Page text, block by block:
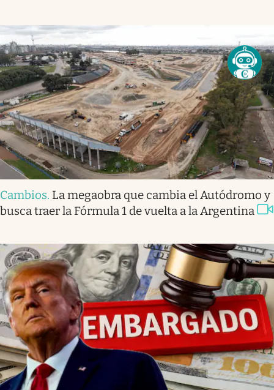
Cambios. La megaobra que cambia el Autódromo y
busca traer la Fórmula 1 de vuelta a la Argentina